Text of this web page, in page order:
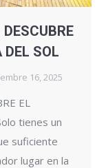
DEL SOL
16, 2025
EL
tienes un
suficiente
lugar en la